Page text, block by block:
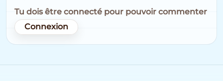
Tu dois être connecté pour pouvoir commenter
Connexion